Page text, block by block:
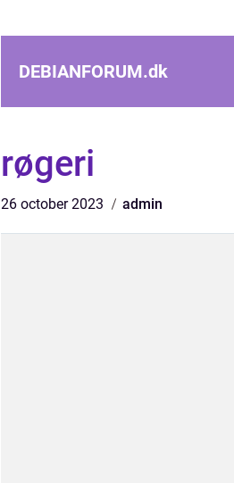
DEBIANFORUM.dk
røgeri
26 october 2023 admin